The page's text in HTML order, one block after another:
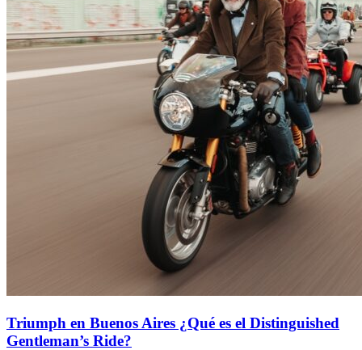
Triumph en Buenos Aires ¿Qué es el Distinguished
Gentleman’s Ride?